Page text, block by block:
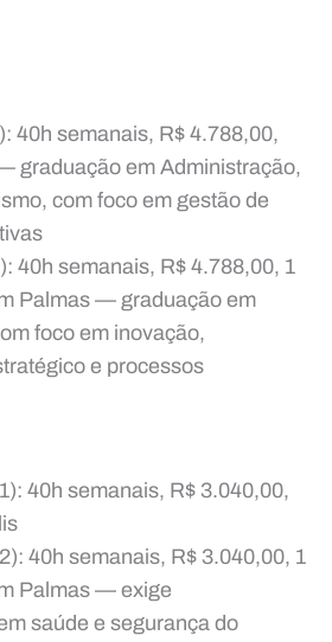
40h semanais, R$ 4.788,00,
graduação em Administração,
com foco em gestão de
40h semanais, R$ 4.788,00, 1
Palmas — graduação em
foco em inovação,
e processos
40h semanais, R$ 3.040,00,
40h semanais, R$ 3.040,00, 1
Palmas — exige
saúde e segurança do